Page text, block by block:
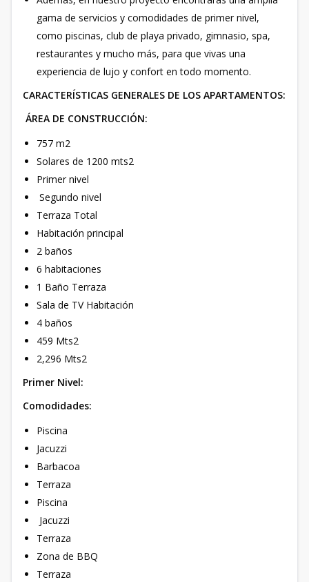
gama de servicios y comodidades de primer nivel,
como piscinas, club de playa privado, gimnasio, spa,
restaurantes y mucho más, para que vivas una
experiencia de lujo y confort en todo momento.
CARACTERÍSTICAS GENERALES DE LOS APARTAMENTOS:
ÁREA DE CONSTRUCCIÓN:
757 m2
Solares de 1200 mts2
Primer nivel
Segundo nivel
Terraza Total
Habitación principal
2 baños
6 habitaciones
1 Baño Terraza
Sala de TV Habitación
4 baños
459 Mts2
2,296 Mts2
Primer Nivel:
Comodidades:
Piscina
Jacuzzi
Barbacoa
Terraza
Piscina
Jacuzzi
Terraza
Zona de BBQ
Terraza